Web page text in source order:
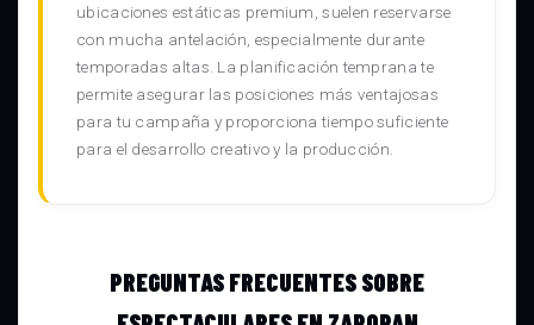
ubicaciones estáticas premium, suelen reservarse
con mucha antelación, especialmente durante
temporadas altas. La planificación temprana te
permite asegurar las posiciones más ventajosas
para tu campaña y proporciona tiempo suficiente
para el desarrollo creativo y la producción.
PREGUNTAS FRECUENTES SOBRE